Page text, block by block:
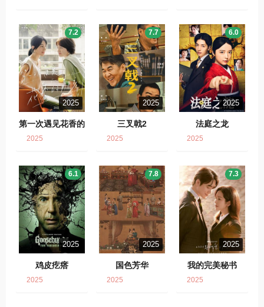
2025
第一次遇见花香的
那刻2
7.2
2025
2025
三叉戟2
7.7
2025
2025
法庭之龙
6.0
2025
2025
鸡皮疙瘩
6.1
2025
2025
国色芳华
7.8
2025
2025
我的完美秘书
7.3
2025